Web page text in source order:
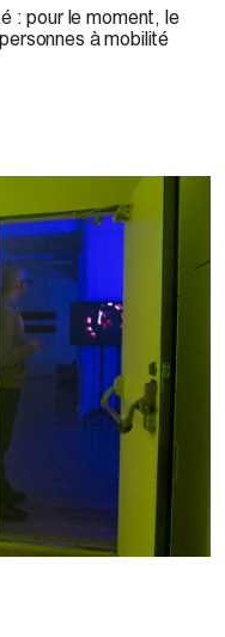
: pour le moment, le
à mobilité